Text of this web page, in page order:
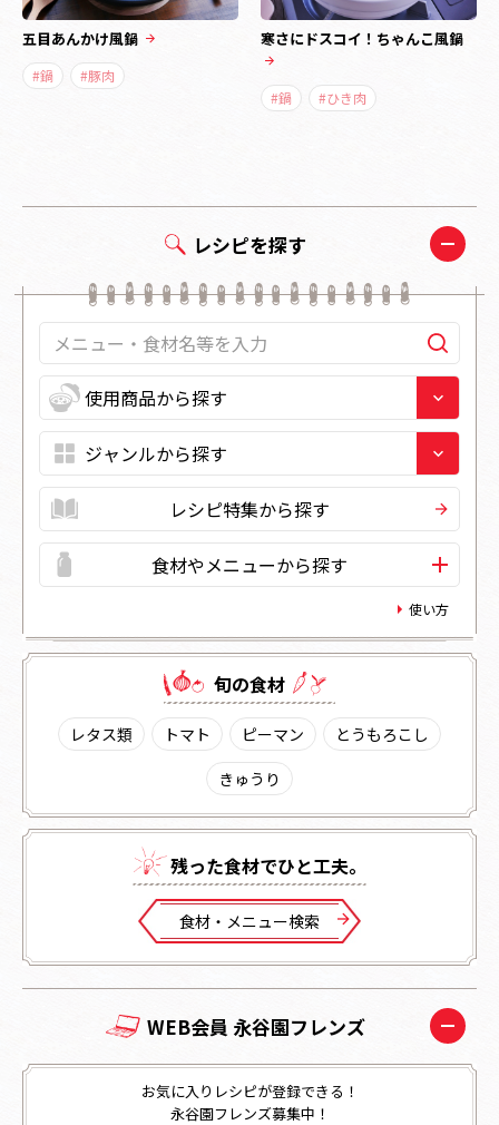
五目あんかけ風鍋
#鍋 #豚肉
寒さにドスコイ！ちゃんこ風鍋
#鍋 #ひき肉
レシピを探す
レシピ特集から探す
食材やメニューから探す
使い方
旬の⾷材
レタス類 トマト ピーマン
とうもろこし
きゅうり
残った⾷材でひと⼯夫。
⾷材・メニュー検索
WEB会員 永谷園フレンズ
お気に入りレシピが登録できる！
永谷園フレンズ募集中！